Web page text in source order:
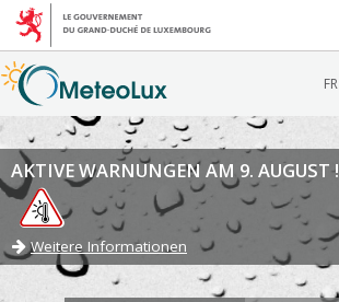
FR
AKTIVE WARNUNGEN AM 9. AUGUST !
Weitere Informationen